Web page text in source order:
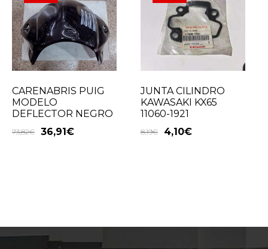
CARENABRIS PUIG
MODELO
DEFLECTOR NEGRO
73,82€ 36,91€
JUNTA CILINDRO
KAWASAKI KX65
11060-1921
8,19€ 4,10€